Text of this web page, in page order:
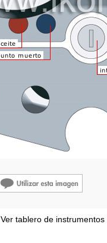
Ver tablero de